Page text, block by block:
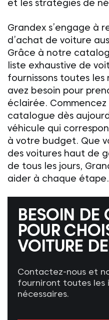
et les stratégies de
Grandex s’engage à
d’achat de voiture
Grâce à notre
liste exhaustive de
fournissons toutes les
avez besoin pour
éclairée.
catalogue dès
véhicule qui
à votre budget. Que
des voitures haut de
de tous les jours,
aider à chaque étape.
BESOIN DE
POUR
VOITURE
Contactez-nous et
fourniront toutes les
nécessaires.